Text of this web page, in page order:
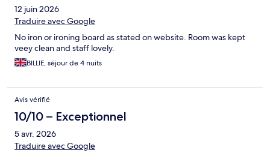
12 juin 2026
Traduire avec Google
No iron or ironing board as stated on website. Room was kept
veey clean and staff lovely.
BILLIE, séjour de 4 nuits
Avis vérifié
10/10 – Exceptionnel
5 avr. 2026
Traduire avec Google